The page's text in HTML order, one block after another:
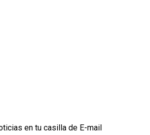
en tu casilla de E-mail